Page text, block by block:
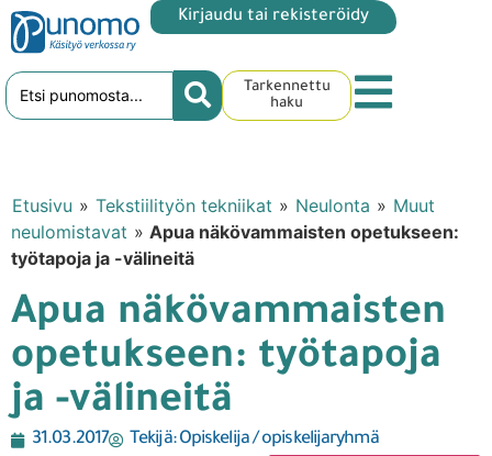
Kirjaudu tai rekisteröidy
Tarkennettu
haku
Etusivu » Tekstiilityön tekniikat » Neulonta » Muut
neulomistavat » Apua näkövammaisten opetukseen:
työtapoja ja -välineitä
Apua näkövammaisten
opetukseen: työtapoja
ja -välineitä
31.03.2017 Tekijä:Opiskelija / opiskelijaryhmä